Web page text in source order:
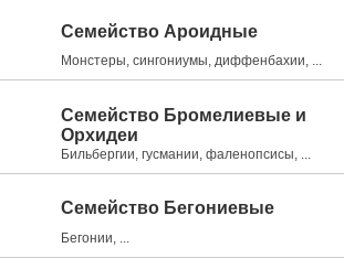
Семейство Ароидные
Монстеры, сингониумы, диффенбахии, ...
Семейство Бромелиевые и
Орхидеи
Бильбергии, гусмании, фаленопсисы, ...
Семейство Бегониевые
Бегонии, ...